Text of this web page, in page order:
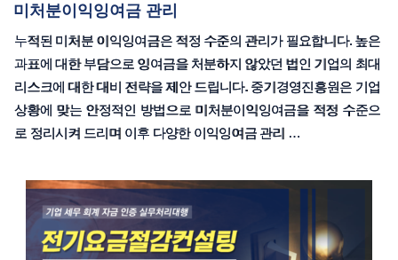
미처분이익잉여금 관리
누적된 미처분 이익잉여금은 적정 수준의 관리가 필요합니다. 높은
과표에 대한 부담으로 잉여금을 처분하지 않았던 법인 기업의 최대
리스크에 대한 대비 전략을 제안 드립니다. 중기경영진흥원은 기업
상황에 맞는 안정적인 방법으로 미처분이익잉여금을 적정 수준으
로 정리시켜 드리며 이후 다양한 이익잉여금 관리 …